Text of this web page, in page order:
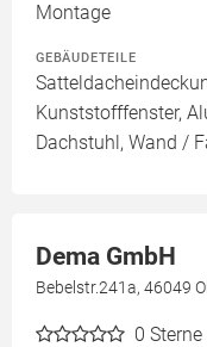
Montage
GEBÄUDETEILE
Kunststofffenster,
Dachstuhl, Wand /
Dema GmbH
Bebelstr.241a, 46049
0